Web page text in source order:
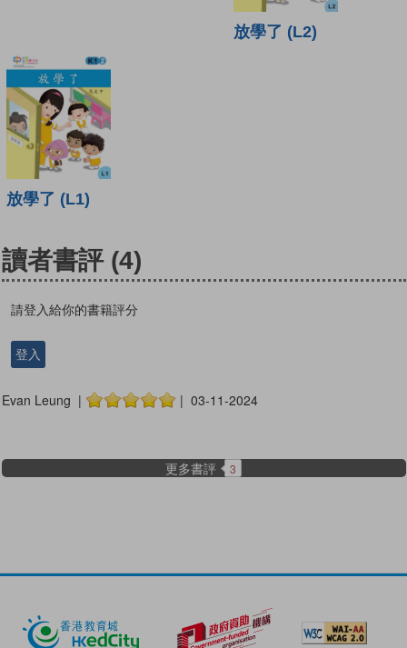
放學了 (L2)
放學了 (L1)
讀者書評 (4)
請登入給你的書籍評分
登入
Evan Leung | | 03-11-2024
更多書評 3